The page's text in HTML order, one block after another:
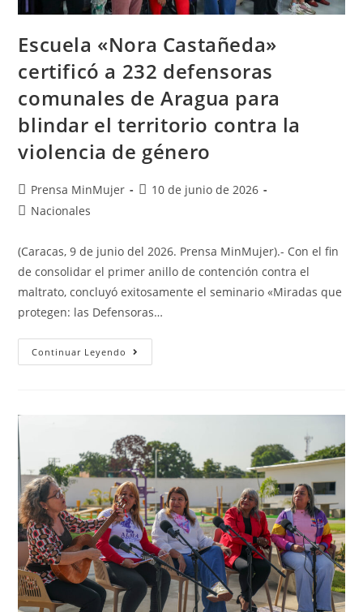
Escuela «Nora Castañeda»
certificó a 232 defensoras
comunales de Aragua para
blindar el territorio contra la
violencia de género
Prensa MinMujer
10 de junio de 2026
Nacionales
(Caracas, 9 de junio del 2026. Prensa MinMujer).- Con el fin
de consolidar el primer anillo de contención contra el
maltrato, concluyó exitosamente el seminario «Miradas que
protegen: las Defensoras…
Continuar Leyendo